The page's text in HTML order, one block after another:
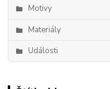
Motivy
Materiály
Události